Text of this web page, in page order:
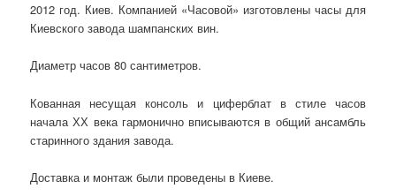
2012 год. Киев. Компанией «Часовой» изготовлены часы для
Киевского завода шампанских вин.
Диаметр часов 80 сантиметров.
Кованная несущая консоль и циферблат в стиле часов
начала ХХ века гармонично вписываются в общий ансамбль
старинного здания завода.
Доставка и монтаж были проведены в Киеве.